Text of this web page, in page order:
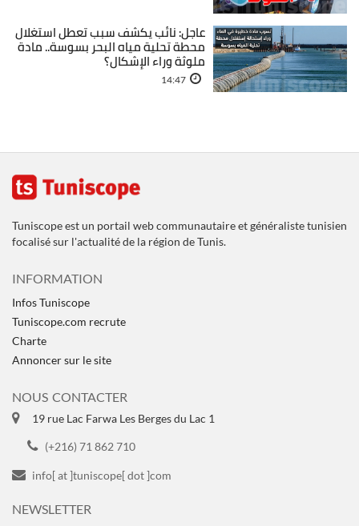
عاجل: نائب يكشف سبب تعطل استغلال
محطة تحلية مياه البحر بسوسة.. مادة
ملوثة وراء الإشكال؟
14:47
Tuniscope est un portail web communautaire et généraliste tunisien
focalisé sur l'actualité de la région de Tunis.
INFORMATION
Infos Tuniscope
Tuniscope.com recrute
Charte
Annoncer sur le site
NOUS CONTACTER
19 rue Lac Farwa Les Berges du Lac 1
(+216) 71 862 710
info[ at ]tuniscope[ dot ]com
NEWSLETTER